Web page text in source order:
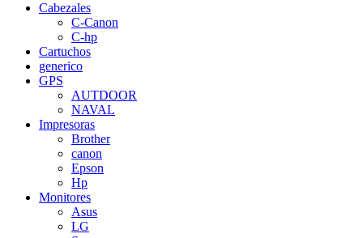
Cabezales
C-Canon
C-hp
Cartuchos
generico
GPS
AUTDOOR
NAVAL
Impresoras
Brother
canon
Epson
Hp
Monitores
Asus
LG